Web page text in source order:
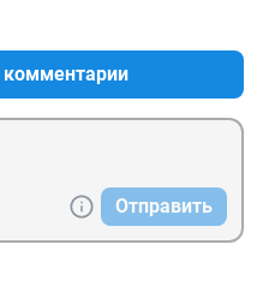
комментарии
Отправить